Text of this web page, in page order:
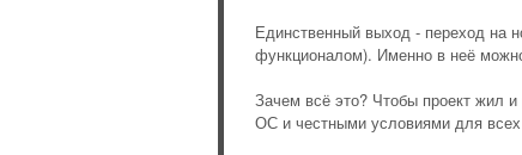
Единственный выход - переход на
функционалом). Именно в неё
Зачем всё это? Чтобы проект жил
ОС и честными условиями для всех